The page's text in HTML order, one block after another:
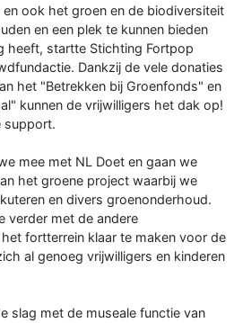
ook het groen en de biodiversiteit
en een plek te kunnen bieden
heeft, startte Stichting Fortpop
Dankzij de vele donaties
het "Betrekken bij Groenfonds" en
kunnen de vrijwilligers het dak op!
support.
mee met NL Doet en gaan we
het groene project waarbij we
en divers groenonderhoud.
verder met de andere
fortterrein klaar te maken voor de
al genoeg vrijwilligers en kinderen
slag met de museale functie van